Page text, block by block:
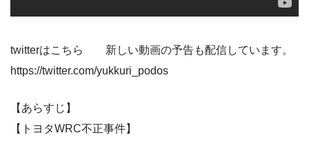
twitterはこちら 新しい動画の予告も配信しています。
https://twitter.com/yukkuri_podos
【あらすじ】
【トヨタWRC不正事件】